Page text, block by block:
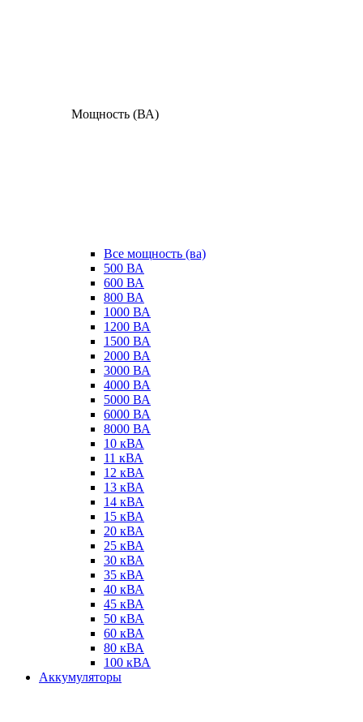
Мощность (ВА)
Все мощность (ва)
500 ВА
600 ВА
800 ВА
1000 ВА
1200 ВА
1500 ВА
2000 ВА
3000 ВА
4000 ВА
5000 ВА
6000 ВА
8000 ВА
10 кВА
11 кВА
12 кВА
13 кВА
14 кВА
15 кВА
20 кВА
25 кВА
30 кВА
35 кВА
40 кВА
45 кВА
50 кВА
60 кВА
80 кВА
100 кВА
Аккумуляторы